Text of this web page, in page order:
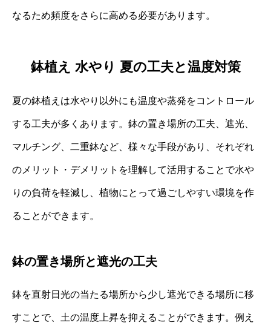
なるため頻度をさらに高める必要があります。
鉢植え 水やり 夏の工夫と温度対策
夏の鉢植えは水やり以外にも温度や蒸発をコントロール
する工夫が多くあります。鉢の置き場所の工夫、遮光、
マルチング、二重鉢など、様々な手段があり、それぞれ
のメリット・デメリットを理解して活用することで水や
りの負荷を軽減し、植物にとって過ごしやすい環境を作
ることができます。
鉢の置き場所と遮光の工夫
鉢を直射日光の当たる場所から少し遮光できる場所に移
すことで、土の温度上昇を抑えることができます。例え